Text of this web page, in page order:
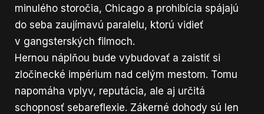
minulého storočia, Chicago a prohibícia spájajú
do seba zaujímavú paralelu, ktorú vidieť
v gangsterských filmoch.
Hernou náplňou bude vybudovať a zaistiť si
zločinecké impérium nad celým mestom. Tomu
napomáha vplyv, reputácia, ale aj určitá
schopnosť sebareflexie. Zákerné dohody sú len